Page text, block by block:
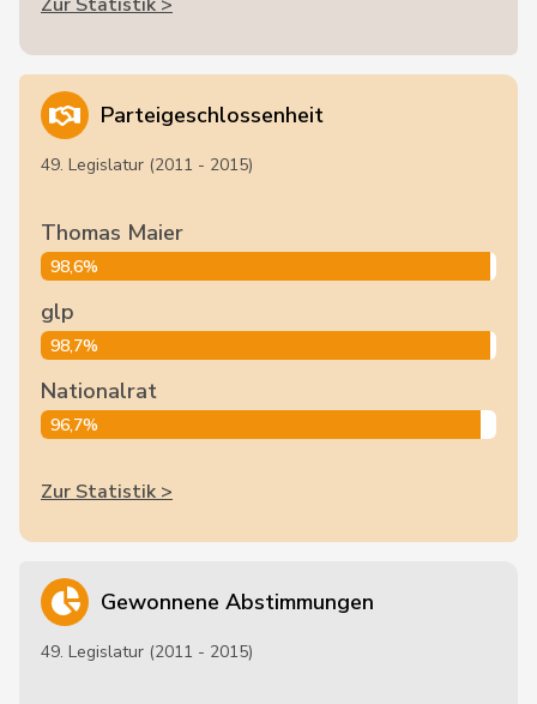
Parteigeschlossenheit
49. Legislatur (2011 - 2015)
Thomas Maier
98,6%
glp
98,7%
Nationalrat
96,7%
Zur Statistik >
Gewonnene Abstimmungen
49. Legislatur (2011 - 2015)